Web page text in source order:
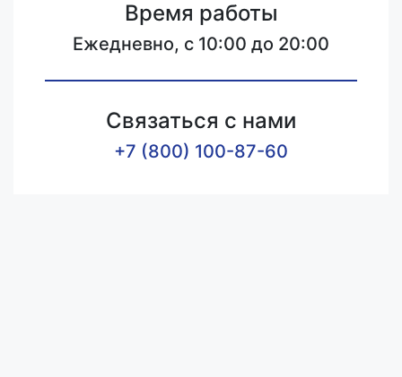
Время работы
Ежедневно, с 10:00 до 20:00
Связаться с нами
+7 (800) 100-87-60